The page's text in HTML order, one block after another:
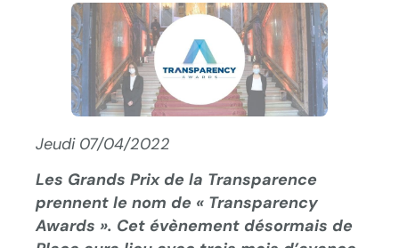
Jeudi 07/04/2022
Les Grands Prix de la Transparence
prennent le nom de « Transparency
Awards ». Cet évènement désormais de